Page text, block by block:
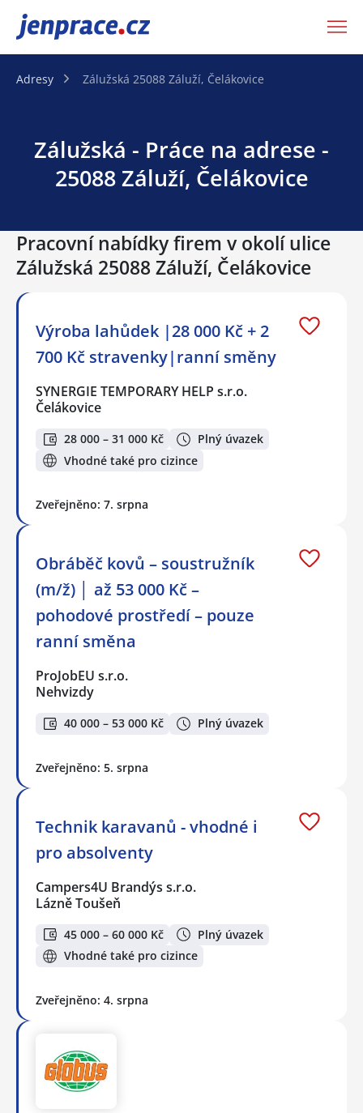
JenPráce.cz
Adresy Zálužská 25088 Záluží, Čelákovice
Zálužská - Práce na adrese -
25088 Záluží, Čelákovice
Pracovní nabídky firem v okolí ulice
Zálužská 25088 Záluží, Čelákovice
Výroba lahůdek |28 000 Kč + 2
700 Kč stravenky|ranní směny
SYNERGIE TEMPORARY HELP s.r.o.
Čelákovice
28 000 – 31 000 Kč
Plný úvazek
Vhodné také pro cizince
Zveřejněno: 7. srpna
Obráběč kovů – soustružník
(m/ž) │ až 53 000 Kč –
pohodové prostředí – pouze
ranní směna
ProJobEU s.r.o.
Nehvizdy
40 000 – 53 000 Kč Plný úvazek
Zveřejněno: 5. srpna
Technik karavanů - vhodné i
pro absolventy
Campers4U Brandýs s.r.o.
Lázně Toušeň
45 000 – 60 000 Kč
Plný úvazek
Vhodné také pro cizince
Zveřejněno: 4. srpna